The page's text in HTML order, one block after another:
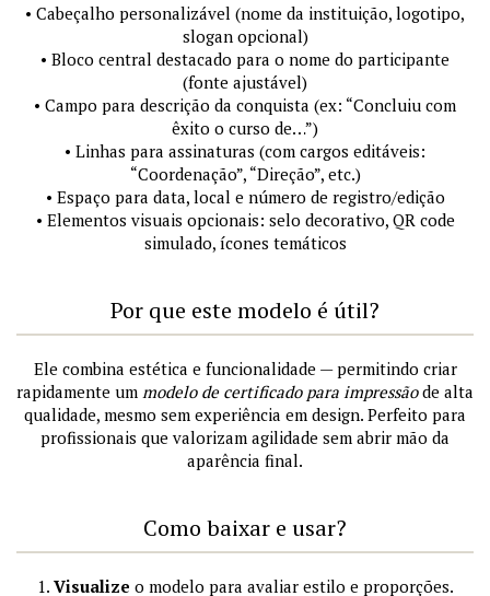
• Cabeçalho personalizável (nome da instituição, logotipo,
slogan opcional)
• Bloco central destacado para o nome do participante
(fonte ajustável)
• Campo para descrição da conquista (ex: “Concluiu com
êxito o curso de…”)
• Linhas para assinaturas (com cargos editáveis:
“Coordenação”, “Direção”, etc.)
• Espaço para data, local e número de registro/edição
• Elementos visuais opcionais: selo decorativo, QR code
simulado, ícones temáticos
Por que este modelo é útil?
Ele combina estética e funcionalidade — permitindo criar
rapidamente um modelo de certificado para impressãode alta
qualidade, mesmo sem experiência em design. Perfeito para
profissionais que valorizam agilidade sem abrir mão da
aparência final.
Como baixar e usar?
1. Visualize o modelo para avaliar estilo e proporções.